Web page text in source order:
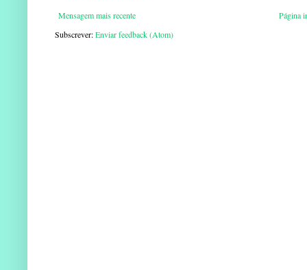
Mensagem mais recente
Página
Subscrever:Enviar feedback (Atom)